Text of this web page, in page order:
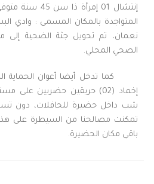
إنتشال 01
المتواجدة بالمكان المسمى : وادي
نعمان، تم تحويل جثة الضحية إلى
الصحي المحلي.
كما تدخل أيضا أعوان الحماية
إخماد (02) حريقين حضريين
شب داخل حضيرة للحافلات، دون
تمكنت مصالحنا من السيطرة على هذا
باقي مكان الحضيرة.